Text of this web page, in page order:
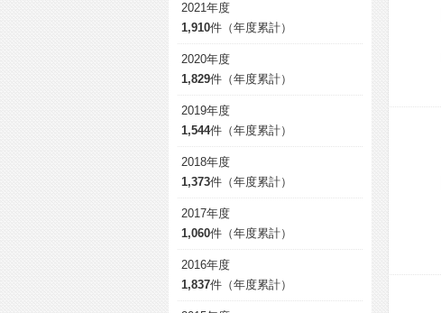
2021年度
1,910件（年度累計）
2020年度
1,829件（年度累計）
2019年度
1,544件（年度累計）
2018年度
1,373件（年度累計）
2017年度
1,060件（年度累計）
2016年度
1,837件（年度累計）